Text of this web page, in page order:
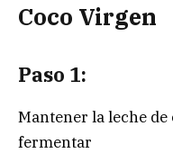
Coco Virgen
Paso 1:
Mantener la leche
fermentar